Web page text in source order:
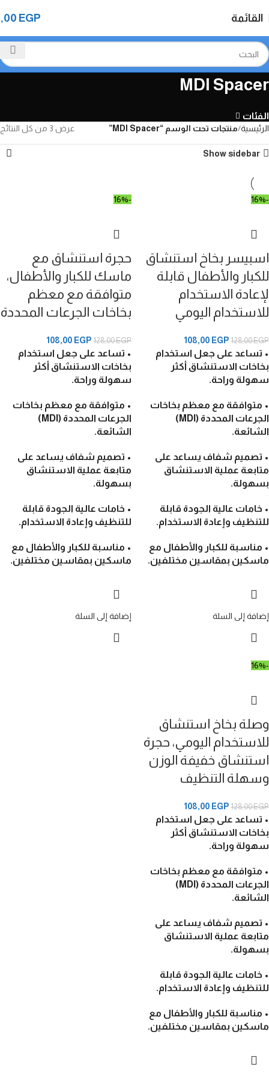
القائمة EGP
MDI Spacer
الفئات
الرئيسية منتجات تحت الوسم “MDI Spacer” عرض ⁦3⁩ من كل النتائج
Show sidebar
-16%
اسبيسر بخاخ استنشاق
للكبار والأطفال قابلة
لإعادة الاستخدام
للاستخدام اليومي
128,00EGP
108,00 EGP
• تساعد على جعل استخدام
بخاخات الاستنشاق أكثر
سهولة وراحة.
• متوافقة مع معظم بخاخات
الجرعات المحددة (MDI)
الشائعة.
• تصميم شفاف يساعد على
متابعة عملية الاستنشاق
بسهولة.
• خامات عالية الجودة قابلة
للتنظيف وإعادة الاستخدام.
• مناسبة للكبار والأطفال مع
ماسكين بمقاسين مختلفين.
إضافة إلى السلة
-16%
حجرة استنشاق مع
ماسك للكبار والأطفال،
متوافقة مع معظم
بخاخات الجرعات المحددة
128,00EGP
108,00 EGP
• تساعد على جعل استخدام
بخاخات الاستنشاق أكثر
سهولة وراحة.
• متوافقة مع معظم بخاخات
الجرعات المحددة (MDI)
الشائعة.
• تصميم شفاف يساعد على
متابعة عملية الاستنشاق
بسهولة.
• خامات عالية الجودة قابلة
للتنظيف وإعادة الاستخدام.
• مناسبة للكبار والأطفال مع
ماسكين بمقاسين مختلفين.
إضافة إلى السلة
-16%
وصلة بخاخ استنشاق
للاستخدام اليومي، حجرة
استنشاق خفيفة الوزن
وسهلة التنظيف
128,00EGP
108,00 EGP
• تساعد على جعل استخدام
بخاخات الاستنشاق أكثر
سهولة وراحة.
• متوافقة مع معظم بخاخات
الجرعات المحددة (MDI)
الشائعة.
• تصميم شفاف يساعد على
متابعة عملية الاستنشاق
بسهولة.
• خامات عالية الجودة قابلة
للتنظيف وإعادة الاستخدام.
• مناسبة للكبار والأطفال مع
ماسكين بمقاسين مختلفين.